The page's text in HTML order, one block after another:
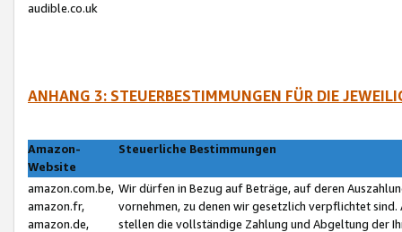
audible.co.uk
ANHANG 3: STEUERBESTIMMUNGEN FÜR DIE
Amazon-
Website
Steuerliche Bestimmungen
amazon.com.be,
amazon.fr,
amazon.de,
Wir dürfen in Bezug auf Beträge, auf deren
vornehmen, zu denen wir gesetzlich verpflichtet
stellen die vollständige Zahlung und Abgeltung der